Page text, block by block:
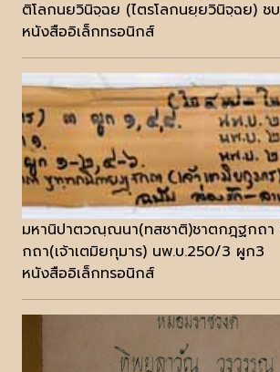
ติโลกนยวินิจฺฉย (ไตรโลกนยฺยวินิจฺฉย) ช
หนังสืออิเล็กทรอนิกส์
มหานิปาตวณฺณนา(ทสชาติ)ชาตกฎฺฐกถ
กถา(เจ้าเตมิยกุมาร) นพ.บ.250/3 ผูก3
หนังสืออิเล็กทรอนิกส์